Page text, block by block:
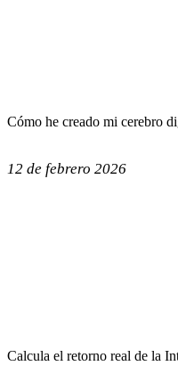
Cómo he creado mi cerebro
12 de febrero 2026
Calcula el retorno real de la